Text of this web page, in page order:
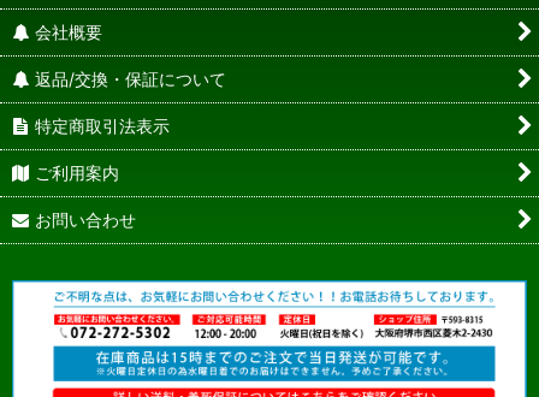
会社概要
返品/交換・保証について
特定商取引法表示
ご利用案内
お問い合わせ